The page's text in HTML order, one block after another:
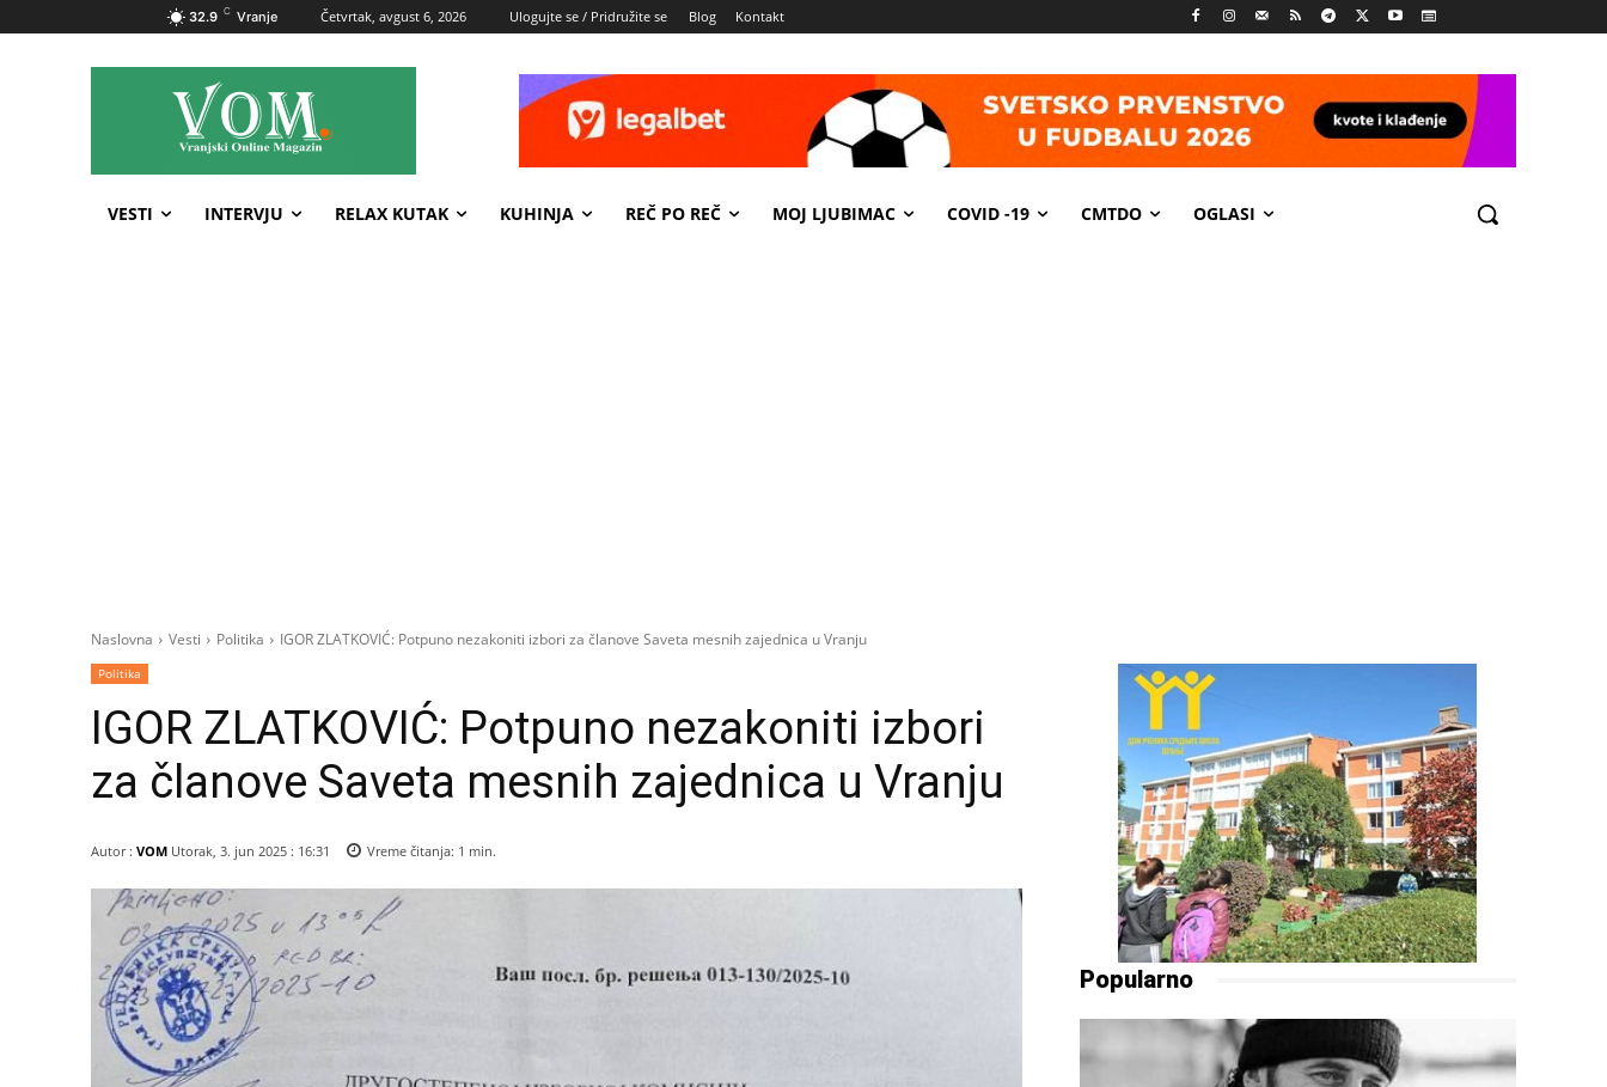
32.9 C Vranje Četvrtak, avgust 6, 2026 Ulogujte se / Pridružite se Blog Kontakt
VESTI INTERVJU RELAX KUTAK KUHINJA REČ PO REČ MOJ LJUBIMAC COVID -19 CMTDO OGLASI
Naslovna Vesti Politika IGOR ZLATKOVIĆ: Potpuno nezakoniti izbori za članove Saveta mesnih zajednica u Vranju
Politika
IGOR ZLATKOVIĆ: Potpuno nezakoniti izbori
za članove Saveta mesnih zajednica u Vranju
Autor : VOM Utorak, 3. jun 2025 : 16:31 Vreme čitanja: 1 min.
Popularno